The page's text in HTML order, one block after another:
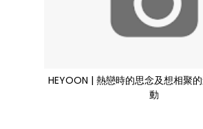
HEYOON | 熱戀時的思念及想相聚
動